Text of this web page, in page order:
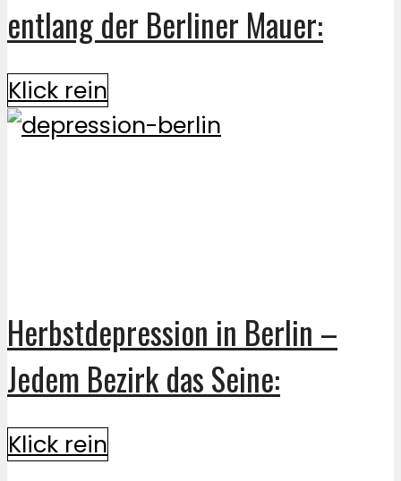
entlang der Berliner Mauer:
Klick rein
Herbstdepression in Berlin –
Jedem Bezirk das Seine:
Klick rein